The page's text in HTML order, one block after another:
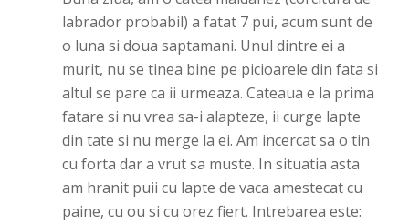
labrador probabil) a fatat 7 pui, acum sunt de
o luna si doua saptamani. Unul dintre ei a
murit, nu se tinea bine pe picioarele din fata si
altul se pare ca ii urmeaza. Cateaua e la prima
fatare si nu vrea sa-i alapteze, ii curge lapte
din tate si nu merge la ei. Am incercat sa o tin
cu forta dar a vrut sa muste. In situatia asta
am hranit puii cu lapte de vaca amestecat cu
paine, cu ou si cu orez fiert. Intrebarea este: